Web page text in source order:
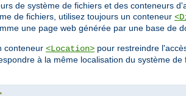
de système de fichiers et des conteneurs
de fichiers, utilisez toujours un conteneur
une page web générée par une base de
conteneur <Location> pour restreindre
à la même localisation du système